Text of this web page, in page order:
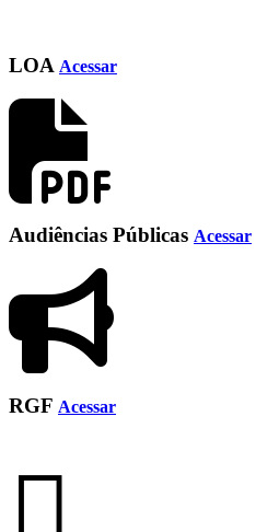
LOA Acessar
Audiências Públicas Acessar
RGF Acessar